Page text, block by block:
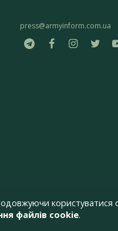
press@armyinform.com.ua
користуватися
файлів cookie.